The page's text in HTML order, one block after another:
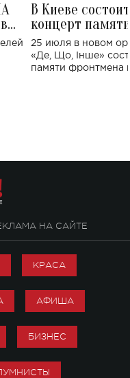
В Киеве
концерт
Клименко:
исполнят песни
25 июля в новом
«Де, Що, Інше»
памяти фронтмена
НА САЙТЕ
КРАСА
АФИША
БИЗНЕС